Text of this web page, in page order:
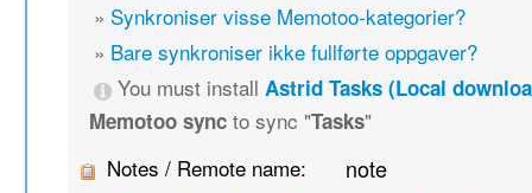
» Synkroniser visse Memotoo-kategorier?
» Bare synkroniser ikke fullførte oppgaver?
You must installAstrid Tasks (Local
Memotoo sync to sync "Tasks"
Notes / Remote name:
note